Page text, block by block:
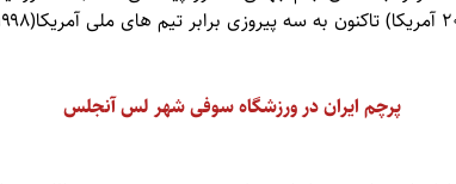
پرچم ایران در ورزشگاه سوفی شهر لس آنجلس